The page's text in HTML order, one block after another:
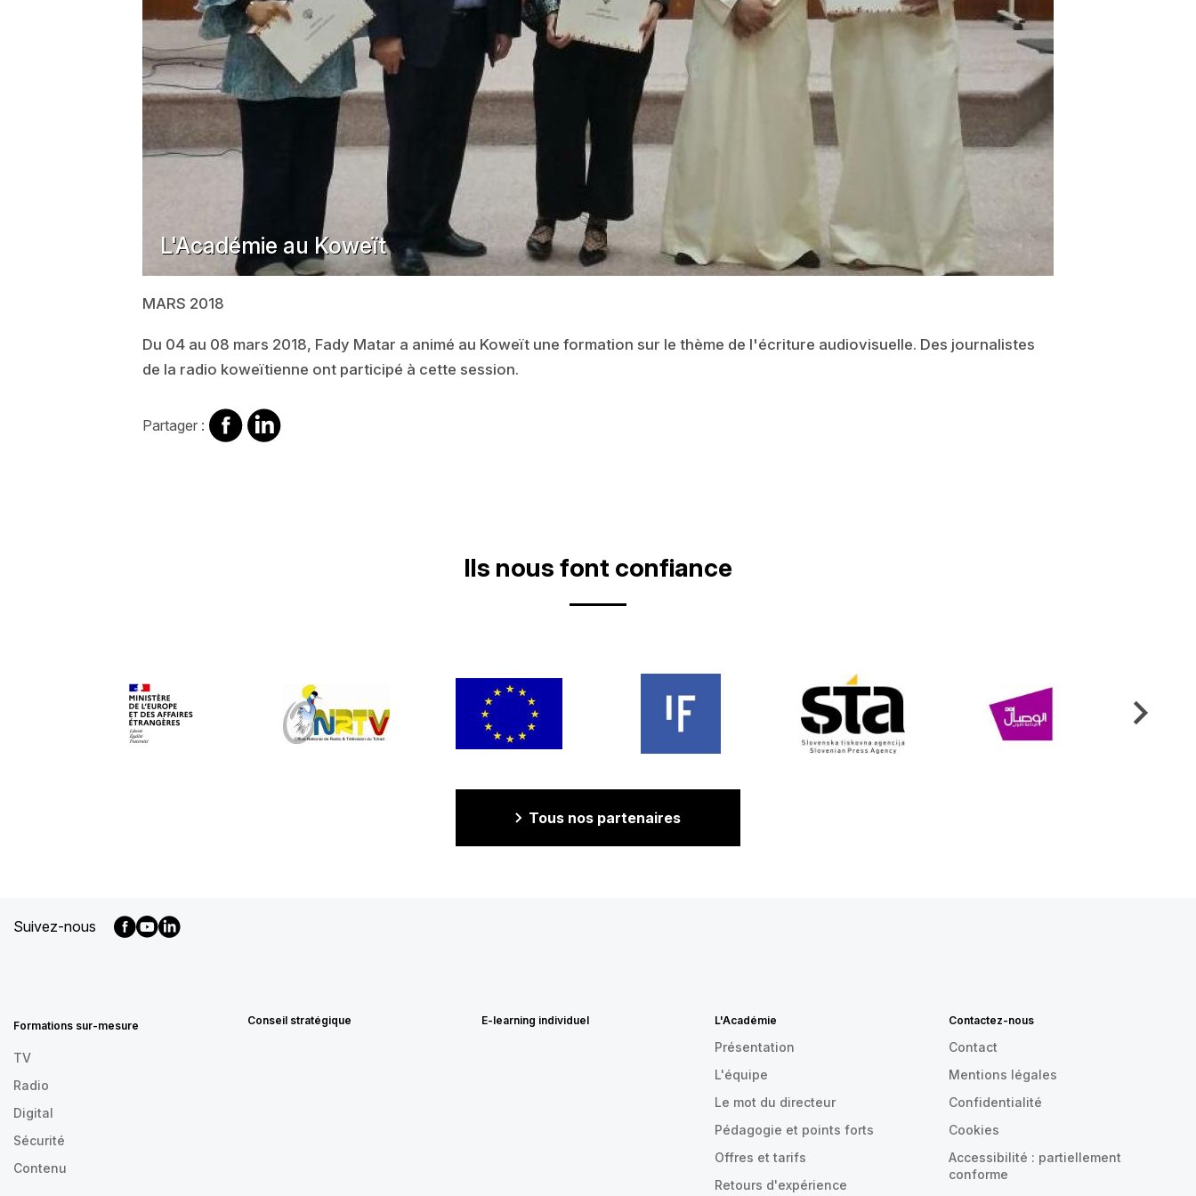
L'Académie au Koweït
MARS 2018
Du 04 au 08 mars 2018, Fady Matar a animé au Koweït une formation sur le thème de l'écriture audiovisuelle. Des journalistes
de la radio koweïtienne ont participé à cette session.
Partager : Partager
sur
Partager
sur
Ils nous font confiance
Tous nos partenaires
Suivez-nous
FR
Formations sur-mesure
TV
Radio
Digital
Sécurité
Contenu
Conseil stratégique E-learning individuel L'Académie
Présentation
L'équipe
Le mot du directeur
Pédagogie et points forts
Offres et tarifs
Retours d'expérience
Contactez-nous
Contact
Mentions légales
Confidentialité
Cookies
Accessibilité : partiellement
conforme